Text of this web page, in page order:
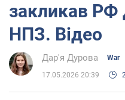
закликав РФ
НПЗ. Відео
Дар'я Дурова War
17.05.2026 20:39